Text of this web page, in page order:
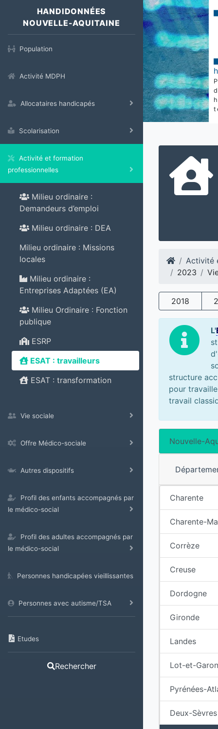
HANDIDONNÉES
NOUVELLE-AQUITAINE
Population
Activité MDPH
Allocataires handicapés
Scolarisation
Activité et formation
professionnelles
Milieu ordinaire :
Demandeurs d’emploi
Milieu ordinaire : DEA
Milieu ordinaire : Missions
locales
Milieu ordinaire :
Entreprises Adaptées (EA)
Milieu Ordinaire : Fonction
publique
ESRP
ESAT : travailleurs
ESAT : transformation
Vie sociale
Offre Médico-sociale
Autres dispositifs
Profil des enfants accompagnés par
le médico-social
Profil des adultes accompagnés par
le médico-social
Personnes handicapées vieillissantes
Personnes avec autisme/TSA
Etudes
Rechercher
Activité
2023
2018
L'
structure
pour
travail
Nouvelle-
Charente
Charente-
Corrèze
Creuse
Dordogne
Gironde
Landes
Lot-et-
Pyrénées-
Deux-Sèvres